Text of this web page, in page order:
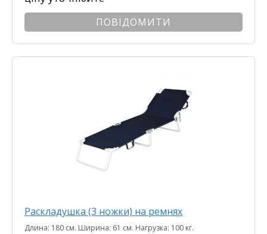
ПОВІДОМИТИ
Раскладушка (3 ножки) на ремнях
Длина: 180 см. Ширина: 61 см. Нагрузка: 100 кг.